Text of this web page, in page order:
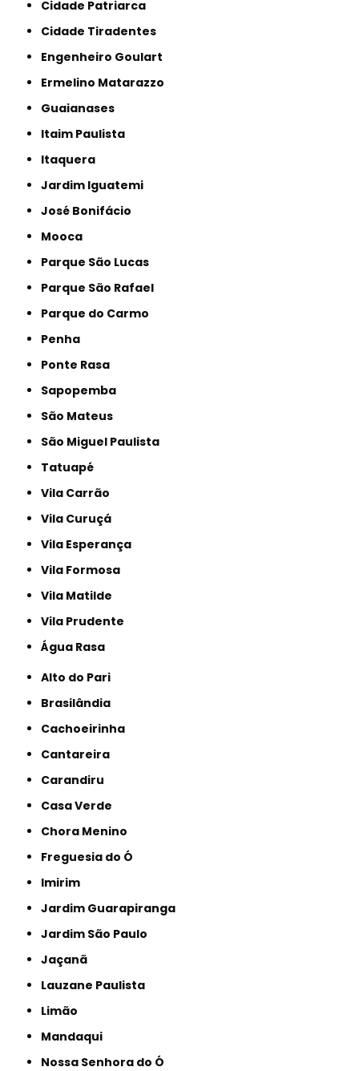
Cidade Patriarca
Cidade Tiradentes
Engenheiro Goulart
Ermelino Matarazzo
Guaianases
Itaim Paulista
Itaquera
Jardim Iguatemi
José Bonifácio
Mooca
Parque São Lucas
Parque São Rafael
Parque do Carmo
Penha
Ponte Rasa
Sapopemba
São Mateus
São Miguel Paulista
Tatuapé
Vila Carrão
Vila Curuçá
Vila Esperança
Vila Formosa
Vila Matilde
Vila Prudente
Água Rasa
Alto do Pari
Brasilândia
Cachoeirinha
Cantareira
Carandiru
Casa Verde
Chora Menino
Freguesia do Ó
Imirim
Jardim Guarapiranga
Jardim São Paulo
Jaçanã
Lauzane Paulista
Limão
Mandaqui
Nossa Senhora do Ó